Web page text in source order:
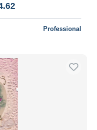
Professional